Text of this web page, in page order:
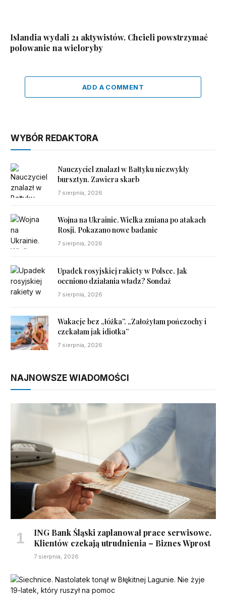
Islandia wydali 21 aktywistów. Chcieli powstrzymać
polowanie na wieloryby
ADD A COMMENT
WYBÓR REDAKTORA
Nauczyciel znalazł w Bałtyku niezwykły
bursztyn. Zawiera skarb
7 sierpnia, 2026
Wojna na Ukrainie. Wielka zmiana po atakach
Rosji. Pokazano nowe badanie
7 sierpnia, 2026
Upadek rosyjskiej rakiety w Polsce. Jak
oceniono działania władz? Sondaż
7 sierpnia, 2026
Wakacje bez „łóżka”. „Założyłam pończochy i
czekałam jak idiotka”
7 sierpnia, 2026
NAJNOWSZE WIADOMOŚCI
ING Bank Śląski zaplanował prace serwisowe.
Klientów czekają utrudnienia – Biznes Wprost
7 sierpnia, 2026